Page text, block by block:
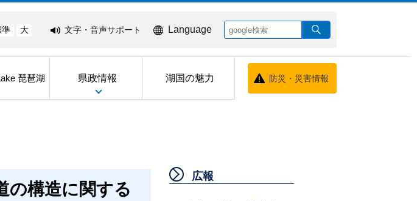
準 大 文字・音声サポート Language
琵琶湖 県政情報 湖国の魅力 防災・災害情報
の構造に関する
広報